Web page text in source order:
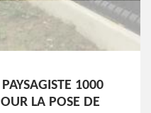
1000
LA POSE DE